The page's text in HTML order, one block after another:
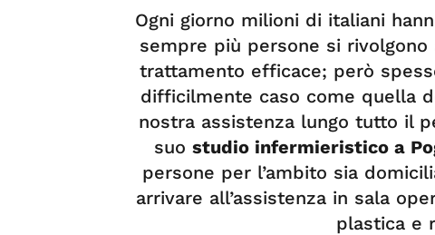
Ogni giorno milioni di italiani
sempre più persone si
trattamento efficace; però
difficilmente caso come quella
nostra assistenza lungo tutto il
suo studio infermieristico a
persone per l’ambito sia
arrivare all’assistenza in sala
plastica e